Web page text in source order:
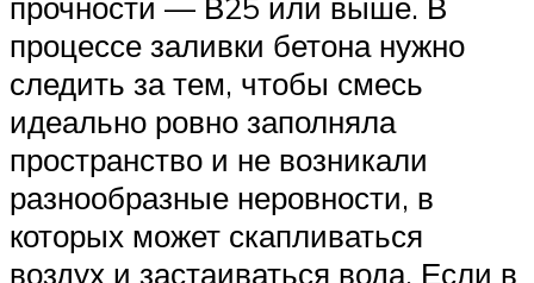
прочности — В25 или выше. В
процессе заливки бетона нужно
следить за тем, чтобы смесь
идеально ровно заполняла
пространство и не возникали
разнообразные неровности, в
которых может скапливаться
воздух и застаиваться вода. Если в